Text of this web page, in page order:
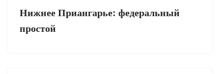
Нижнее Приангарье: федеральный
простой